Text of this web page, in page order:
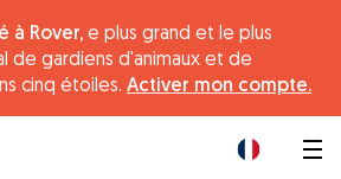
à Rover, e plus grand et le plus
de gardiens d'animaux et de
cinq étoiles. Activer mon compte.